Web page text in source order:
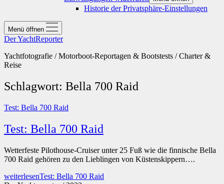
Historie der Privatsphäre-Einstellungen
Menü öffnen
Der YachtReporter
Yachtfotografie / Motorboot-Reportagen & Bootstests / Charter &
Reise
Schlagwort: Bella 700 Raid
Test: Bella 700 Raid
Test: Bella 700 Raid
Wetterfeste Pilothouse-Cruiser unter 25 Fuß wie die finnische Bella
700 Raid gehören zu den Lieblingen von Küstenskippern….
weiterlesenTest: Bella 700 Raid